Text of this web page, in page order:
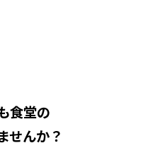
食堂の
せんか？